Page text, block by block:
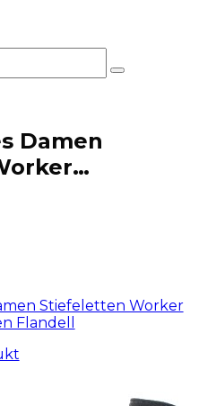
Damen
Stiefeletten Worker
Flandell